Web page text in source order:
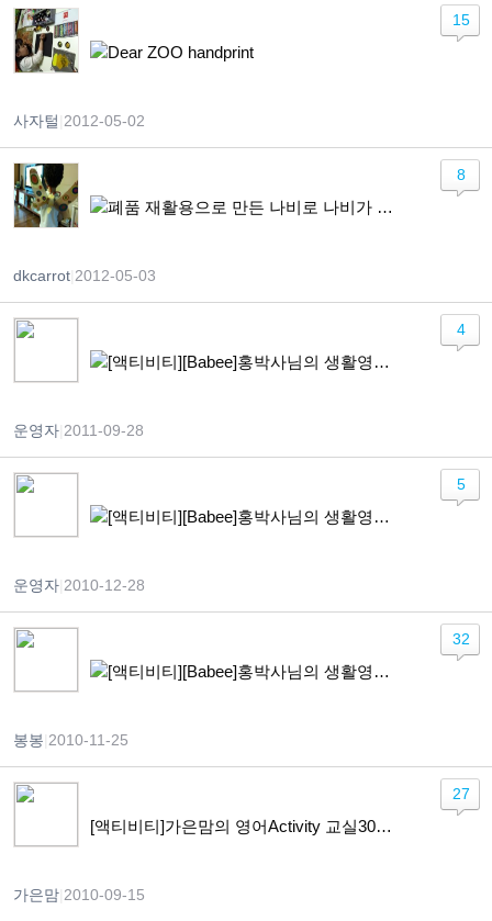
Dear ZOO handprint
사자털 2012-05-02
15
폐품 재활용으로 만든 나비로 나비가 되어 훨훨~
dkcarrot 2012-05-03
8
[액티비티][Babee]홍박사님의 생활영어 + Cloth
운영자 2011-09-28
4
[액티비티][Babee]홍박사님의 생활영어 + 쑥쑥이 가발 붙이기
운영자 2010-12-28
5
[액티비티][Babee]홍박사님의 생활영어 + 옷 갈아입히기 워크시트
봉봉 2010-11-25
32
[액티비티]가은맘의 영어Activity 교실30회 ‘밀가루와 국수
가은맘 2010-09-15
27